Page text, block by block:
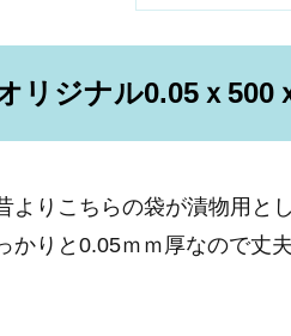
リジナル0.05ｘ500
よりこちらの袋が漬物用と
かりと0.05ｍｍ厚なので丈